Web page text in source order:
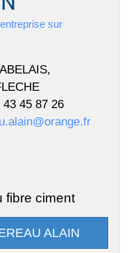
sur
45 87 26
fibre ciment
ALAIN